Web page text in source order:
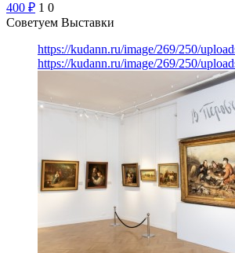
400 ₽ 1 0
Советуем Выставки
https://kudann.ru/image/269/250/
https://kudann.ru/image/269/250/